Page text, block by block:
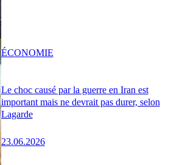
Le choc causé par la guerre en Iran est
important mais ne devrait pas durer, selon
Lagarde
23.06.2026
ÉCONOMIE